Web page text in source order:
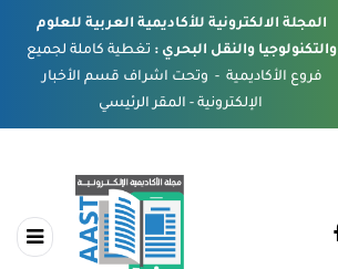
المجلة الالكترونية للأكاديمية العربية للعلوم
والتكنولوجيا والنقل البحري : تغطية كاملة لجميع
فروع الأكاديمية - وتحت اشراف قسم الأخبار